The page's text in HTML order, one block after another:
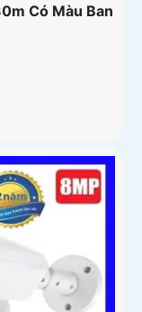
Có Màu Ban